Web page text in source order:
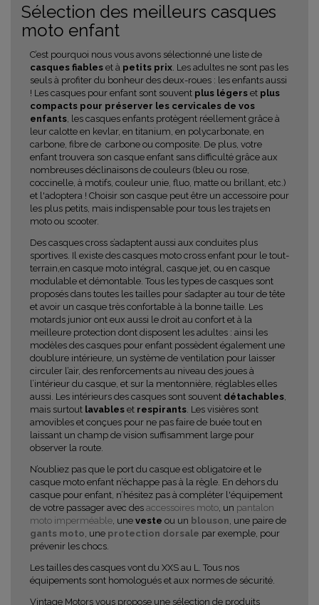
Sélection des meilleurs casques
moto enfant
C’est pourquoi nous vous avons sélectionné une liste de
casques fiables et à petits prix . Les adultes ne sont pas les
seuls à profiter du bonheur des deux-roues : les enfants aussi
! Les casques pour enfant sont souvent plus légers et plus
compacts pour préserver les cervicales de vos
enfants , les casques enfants protègent réellement grâce à
leur calotte en kevlar, en titanium, en polycarbonate, en
carbone, fibre de carbone ou composite. De plus, votre
enfant trouvera son casque enfant sans difficulté grâce aux
nombreuses déclinaisons de couleurs (bleu ou rose,
coccinelle, à motifs, couleur unie, fluo, matte ou brillant, etc.)
et l'adoptera ! Choisir son casque peut être un accessoire pour
les plus petits, mais indispensable pour tous les trajets en
moto ou scooter.
Des casques cross s’adaptent aussi aux conduites plus
sportives. Il existe des casques moto cross enfant pour le tout-
terrain,en casque moto intégral, casque jet, ou en casque
modulable et démontable. Tous les types de casques sont
proposés dans toutes les tailles pour s’adapter au tour de tête
et avoir un casque très confortable à la bonne taille. Les
motards junior ont eux aussi le droit au confort et à la
meilleure protection dont disposent les adultes : ainsi les
modèles des casques pour enfant possèdent également une
doublure intérieure, un système de ventilation pour laisser
circuler l’air, des renforcements au niveau des joues à
l’intérieur du casque, et sur la mentonnière, réglables elles
aussi. Les intérieurs des casques sont souvent détachables
mais surtout lavables et respirants . Les visières sont
amovibles et conçues pour ne pas faire de buée tout en
laissant un champ de vision suffisamment large pour
observer la route.
N’oubliez pas que le port du casque est obligatoire et le
casque moto enfant n’échappe pas à la règle. En dehors du
casque pour enfant, n’hésitez pas à compléter l'équipement
de votre passager avec des accessoires moto , un pantalon
moto imperméable , une veste ou un blouson , une paire de
gants moto , une protection dorsale par exemple, pour
prévenir les chocs.
Les tailles des casques vont du XXS au L. Tous nos
équipements sont homologués et aux normes de sécurité.
Vintage Motors vous propose une sélection de produits